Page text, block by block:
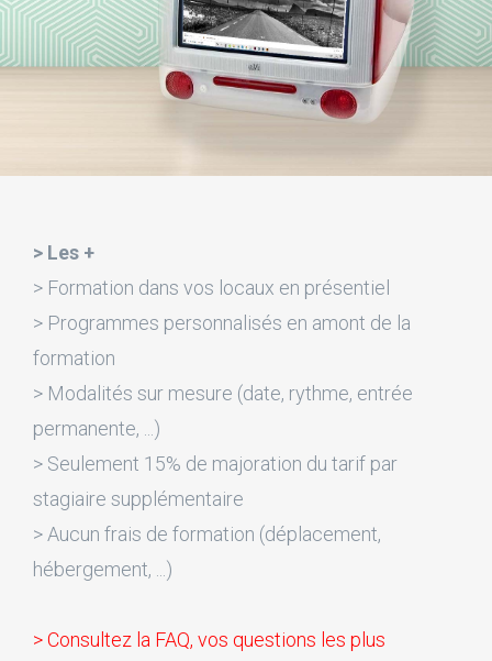
> Les +
> Formation dans vos locaux en présentiel
> Programmes personnalisés en amont de la
formation
> Modalités sur mesure (date, rythme, entrée
permanente, ...)
> Seulement 15% de majoration du tarif par
stagiaire supplémentaire
> Aucun frais de formation (déplacement,
hébergement, ...)
> Consultez la FAQ, vos questions les plus